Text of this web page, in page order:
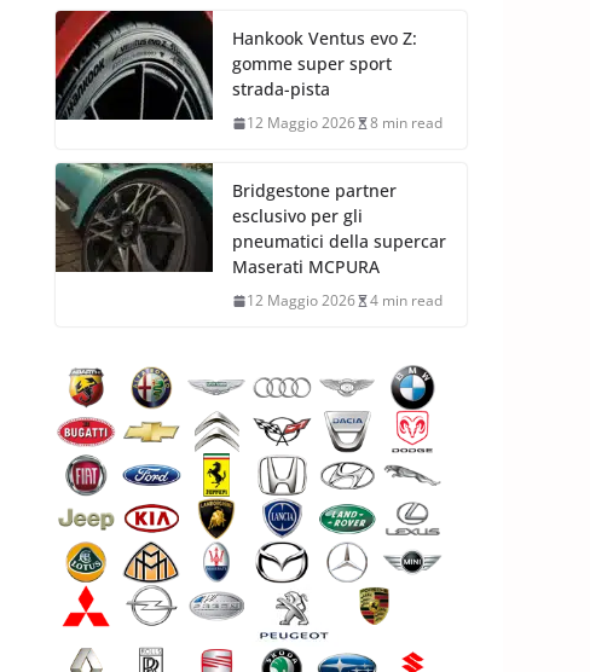
Hankook Ventus evo Z:
gomme super sport
strada-pista
12 Maggio 2026 8 min read
Bridgestone partner
esclusivo per gli
pneumatici della supercar
Maserati MCPURA
12 Maggio 2026 4 min read